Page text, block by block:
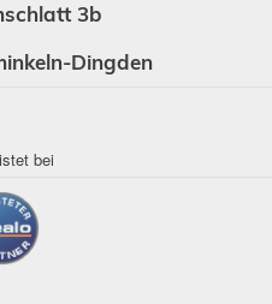
3b
Dingden
bei